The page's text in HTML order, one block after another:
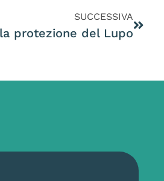
SUCCESSIVA
protezione del Lupo